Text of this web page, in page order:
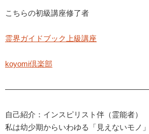
こちらの初級講座修了者
霊界ガイドブック上級講座
koyomi倶楽部
自己紹介：インスピリスト伴（霊能者）
私は幼少期からいわゆる「見えないモノ